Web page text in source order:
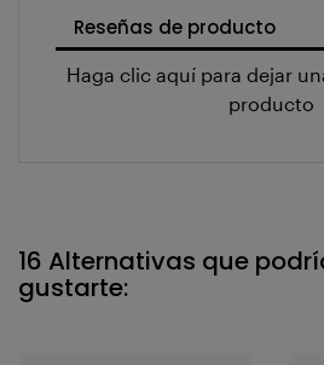
Reseñas de producto
Haga clic aquí para dejar
producto
16 Alternativas que
gustarte: